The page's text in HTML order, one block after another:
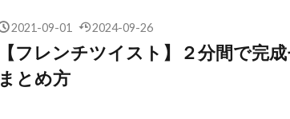
2021-09-01 2024-09-26
【フレンチツイスト】２分間で完
まとめ方